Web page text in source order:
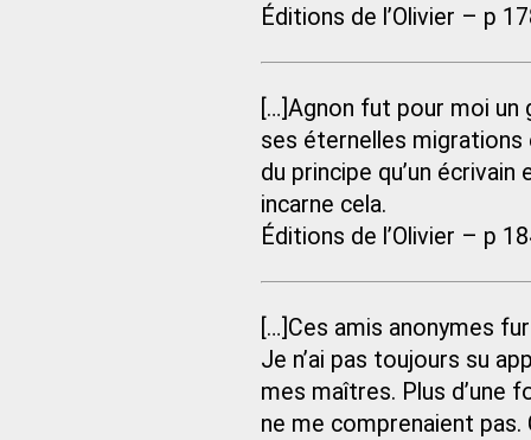
Éditions de l’Olivier – p
[…]Agnon fut pour moi un
ses éternelles migrations
du principe qu’un
incarne cela.
Éditions de l’Olivier – p
[…]Ces amis anonymes
Je n’ai pas toujours su
mes maîtres. Plus d’une
ne me comprenaient